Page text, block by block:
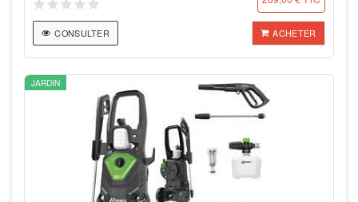
CONSULTER ACHETER
JARDIN